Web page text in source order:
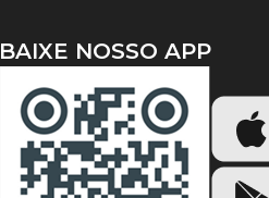
BAIXE NOSSO APP